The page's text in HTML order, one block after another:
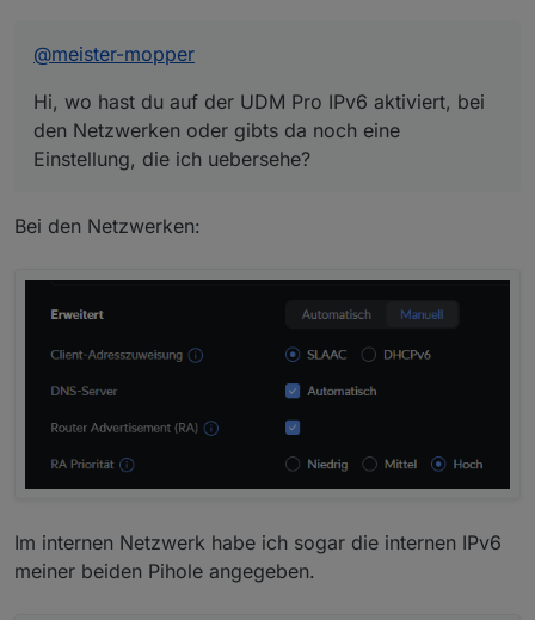
@meister-mopper
Hi, wo hast du auf der UDM Pro IPv6 aktiviert, bei
den Netzwerken oder gibts da noch eine
Einstellung, die ich uebersehe?
Bei den Netzwerken:
Im internen Netzwerk habe ich sogar die internen IPv6
meiner beiden Pihole angegeben.